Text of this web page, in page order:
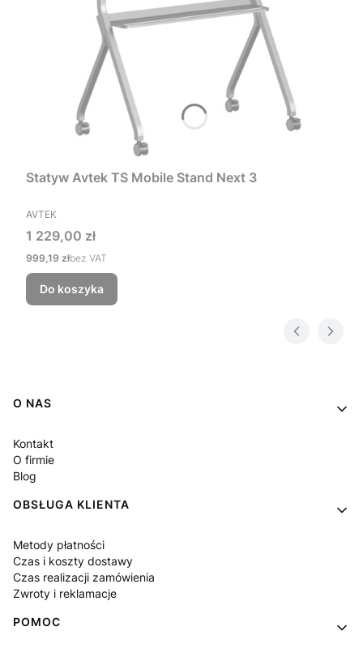
Statyw Avtek TS Mobile Stand Next 3
PRODUCENT
AVTEK
Cena
1 229,00 zł
Cena
999,19 złbez VAT
Do koszyka
Linki w stopce
O NAS
Kontakt
O firmie
Blog
OBSŁUGA KLIENTA
Metody płatności
Czas i koszty dostawy
Czas realizacji zamówienia
Zwroty i reklamacje
POMOC